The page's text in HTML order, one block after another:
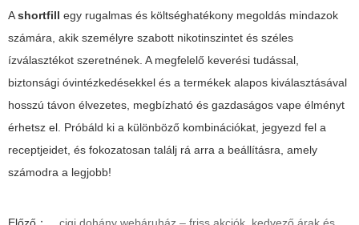
Ashortfill egy rugalmas és költséghatékony megoldás mindazok
számára, akik személyre szabott nikotinszintet és széles
ízválasztékot szeretnének. A megfelelő keverési tudással,
biztonsági óvintézkedésekkel és a termékek alapos kiválasztásával
hosszú távon élvezetes, megbízható és gazdaságos vape élményt
érhetsz el. Próbáld ki a különböző kombinációkat, jegyezd fel a
receptjeidet, és fokozatosan találj rá arra a beállításra, amely
számodra a legjobb!
Előző： cigi dohány webáruház – friss akciók, kedvező árak és